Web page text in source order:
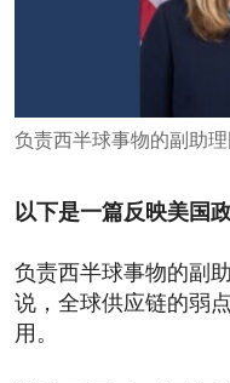
ECONOMY AND TRADE
ENVIRONMENT AND
IDEALS AND
负责西半球事物的副助
以下是一篇反映美国
负责西半球事物的副
说，全球供应链的弱
用。